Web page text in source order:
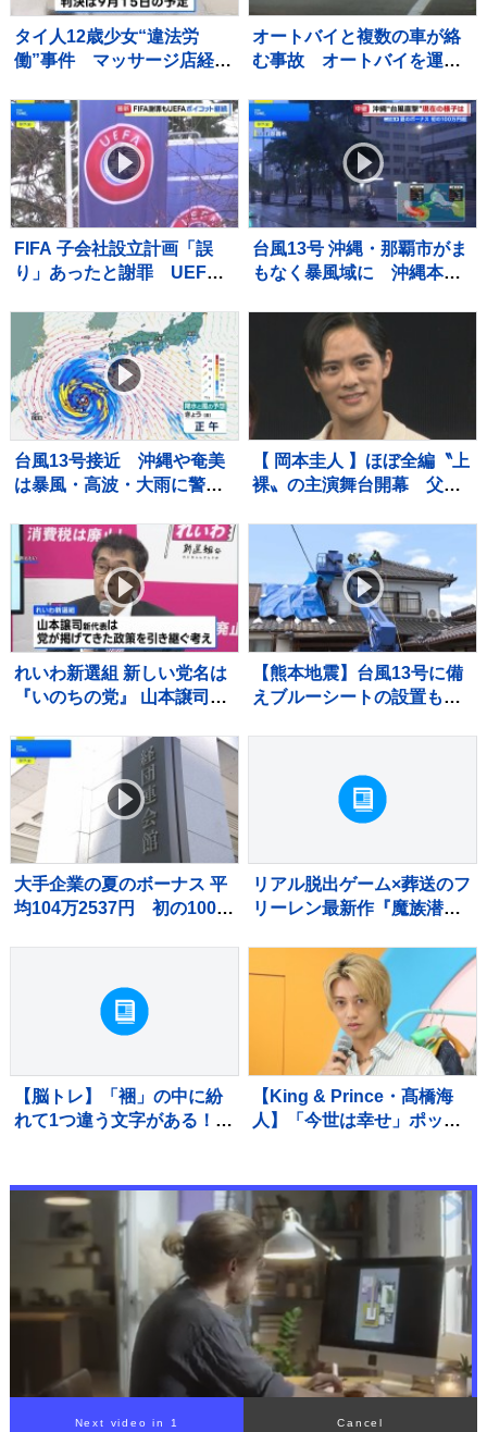
タイ人12歳少女“違法労
働”事件 マッサージ店経営
金200万円求刑 弁護側は
無罪主張
オートバイと複数の車が絡
む事故 オートバイを運転
から車が逃走か 死亡ひき
逃げ事件とみて捜査 茨
城・常総市
FIFA 子会社設立計画「誤
り」あったと謝罪 UEFA
「何も変わっていない」
台風13号 沖縄・那覇市がま
もなく暴風域に 沖縄本島
日運休、商業施設の休業も
【現地から報告】
台風13号接近 沖縄や奄美
は暴風・高波・大雨に警
れも 全国的に厳しい暑さ
【 岡本圭人 】ほぼ全編〝上
裸〟の主演舞台開幕 父も
裸にする演出家」を紹介
れいわ新選組 新しい党名は
『いのちの党』 山本譲司新
引き継ぐ考え
【熊本地震】台風13号に備
えブルーシートの設置も人
大手企業の夏のボーナス 平
均104万2537円 初の100万
リアル脱出ゲーム×葬送のフ
リーレン最新作『魔族潜む
【脳トレ】「裍」の中に紛
れて1つ違う文字がある！？
せ！】
【King & Prince・髙橋海
人】「今世は幸せ」ポップ
Next video in 1 Cancel